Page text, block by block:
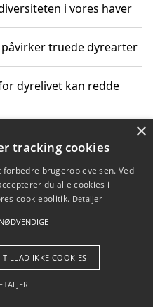
i vores haver
truede dyrearter
dyrelivet kan redde
støtte bevarelsen
Pilanto Aps
Betingelser
×
tracking cookies
brugeroplevelsen. Ved
du alle cookies i
cookiepolitik. Detaljer
TILLAD IKKE COOKIES